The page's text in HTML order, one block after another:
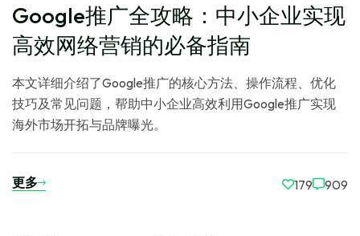
Google推广全攻略：中小企业实现
高效网络营销的必备指南
本文详细介绍了Google推广的核心方法、操作流程、优化
技巧及常见问题，帮助中小企业高效利用Google推广实现
海外市场开拓与品牌曝光。
更多 179 909